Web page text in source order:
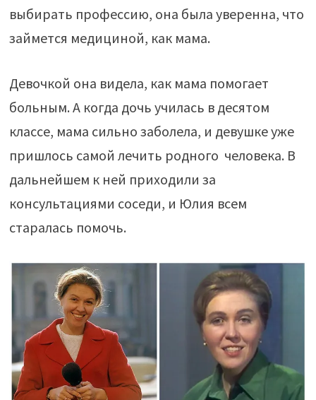
выбирать профессию, она была уверенна, что
займется медициной, как мама.
Девочкой она видела, как мама помогает
больным. А когда дочь училась в десятом
классе, мама сильно заболела, и девушке уже
пришлось самой лечить родного человека. В
дальнейшем к ней приходили за
консультациями соседи, и Юлия всем
старалась помочь.